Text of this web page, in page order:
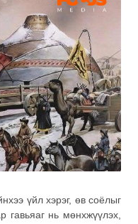
үйл хэрэг, өв соёлыг
гавьяаг нь мөнхжүүлэх,